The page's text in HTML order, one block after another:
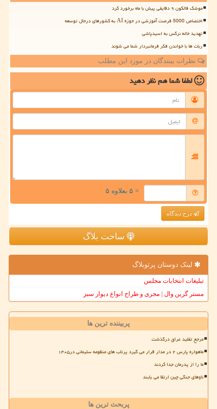
موشک فالکون ۹ دقایقی پیش با ماه برخورد کرد
اختصاص 5000 فرصت آموزشی در حوزه AI به کشورهای درحال توسعه
تهدید خاله نرگس به اسیدپاشی
ربات ها با خواندن فکر فرمانبردار شما می شوند
نظرات بینندگان در مورد این مطلب
لطفا شما همنظر دهید
= ۵ بعلاوه ۵
درج دیدگاه
ساخت بلاگ
لینک دوستان پرتوبلاگ
تبلیغات انتخابات مجلس
مستر گرین وال | مجری و طراح انواع دیوار سبز
پربیننده ترین ها
مرجع تقلید عراق درگذشت
ماهواره پارس ۲ در مدار قرار می گیرد پرتاب های منظومه سلیمانی در۱۴۰۵
ما را از پدرمان جدا کردند
ناوهای جنگی چین ارتقا می یابند
پربحث ترین ها